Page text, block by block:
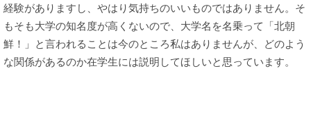
経験がありますし、やはり気持ちのいいものではありません。そ
もそも大学の知名度が高くないので、大学名を名乗って「北朝
鮮！」と言われることは今のところ私はありませんが、どのよう
な関係があるのか在学生には説明してほしいと思っています。